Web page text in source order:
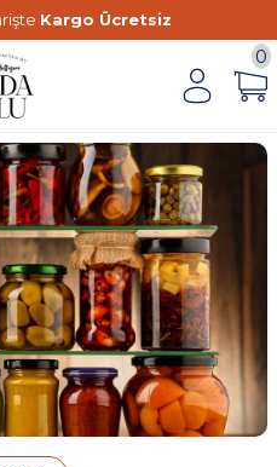
Kargo Ücretsiz
0